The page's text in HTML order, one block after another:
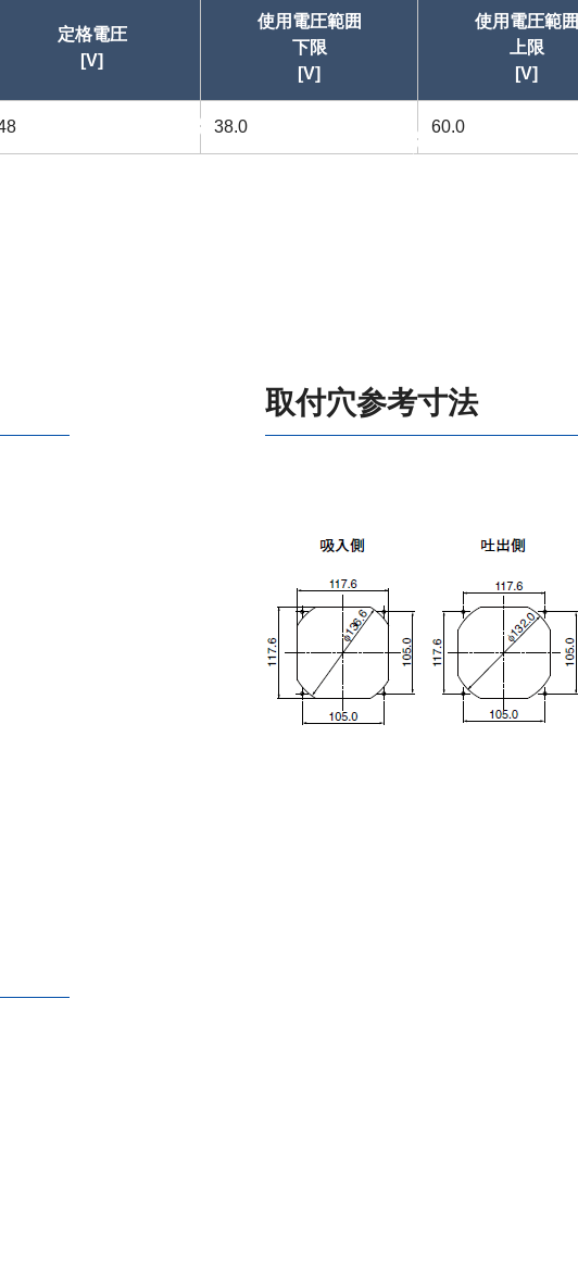
定格電圧
[V]
使用電圧範囲
下限
[V]
使用電圧範囲
上限
[V]
38.0 60.0
取付穴参考寸法